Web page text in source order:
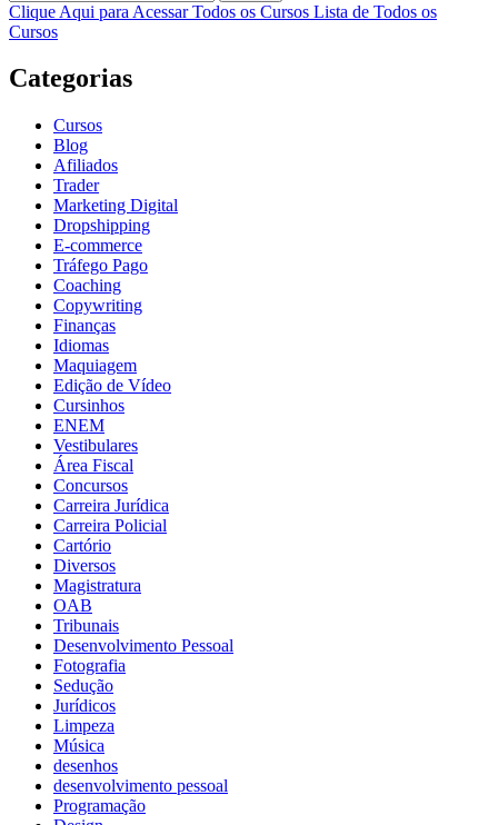
Clique Aqui para Acessar Todos os Cursos Lista de Todos os
Cursos
Categorias
Cursos
Blog
Afiliados
Trader
Marketing Digital
Dropshipping
E-commerce
Tráfego Pago
Coaching
Copywriting
Finanças
Idiomas
Maquiagem
Edição de Vídeo
Cursinhos
ENEM
Vestibulares
Área Fiscal
Concursos
Carreira Jurídica
Carreira Policial
Cartório
Diversos
Magistratura
OAB
Tribunais
Desenvolvimento Pessoal
Fotografia
Sedução
Jurídicos
Limpeza
Música
desenhos
desenvolvimento pessoal
Programação